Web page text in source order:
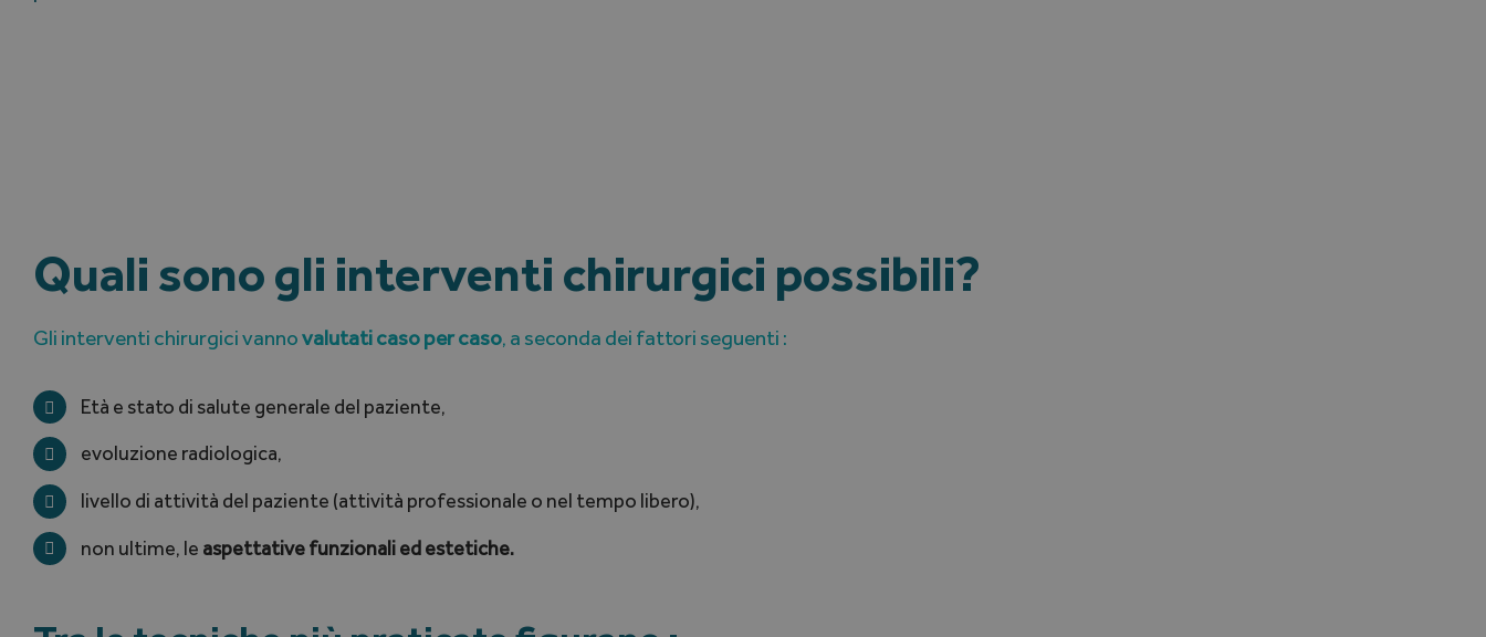
Quali sono gli interventi chirurgici possibili?
Gli interventi chirurgici vannovalutati caso per caso, a seconda dei fattori seguenti :
Età e stato di salute generale del paziente,
evoluzione radiologica,
livello di attività del paziente (attività professionale o nel tempo libero),
non ultime, le aspettative funzionali ed estetiche.